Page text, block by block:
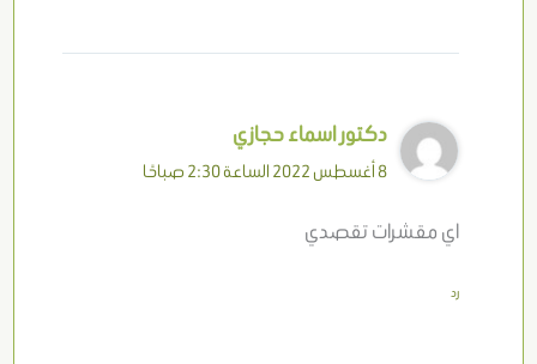
دكتور اسماء حجازي
8 أغسطس 2022 الساعة 2:30 صباحًا
اي مقشرات تقصدي
رد